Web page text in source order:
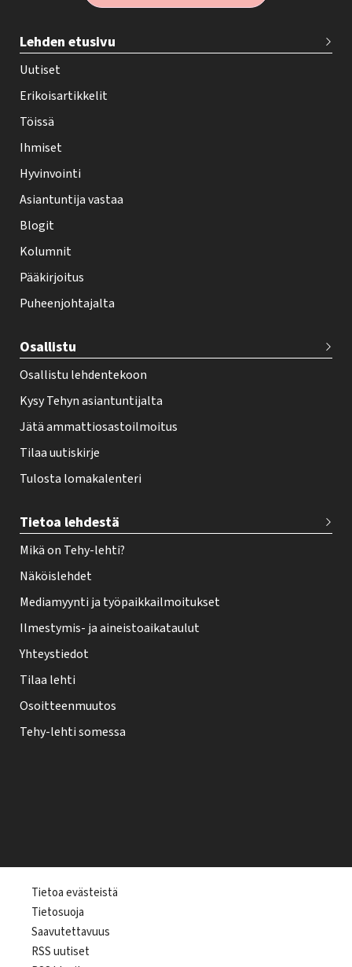
e
h
y
-
e
h
t
i
f
o
t
r
Lehden etusivu
Uutiset
Erikoisartikkelit
Töissä
Ihmiset
Hyvinvointi
Asiantuntija vastaa
Blogit
Kolumnit
Pääkirjoitus
Puheenjohtajalta
Osallistu
Osallistu lehdentekoon
Kysy Tehyn asiantuntijalta
Jätä ammattiosastoilmoitus
Tilaa uutiskirje
Tulosta lomakalenteri
Tietoa lehdestä
Mikä on Tehy-lehti?
Näköislehdet
Mediamyynti ja työpaikkailmoitukset
Ilmestymis- ja aineistoaikataulut
Yhteystiedot
Tilaa lehti
Osoitteenmuutos
Tehy-lehti somessa
Tietoa evästeistä
Tietosuoja
Saavutettavuus
RSS uutiset